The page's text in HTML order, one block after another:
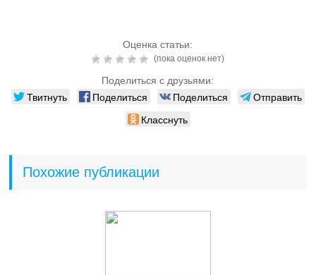
Оценка статьи:
(пока оценок нет)
Поделиться с друзьями:
Твитнуть Поделиться Поделиться
Отправить
Класснуть
Похожие публикации